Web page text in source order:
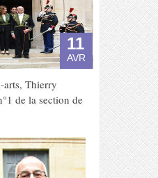
11
AVR
arts, Thierry
de la section de